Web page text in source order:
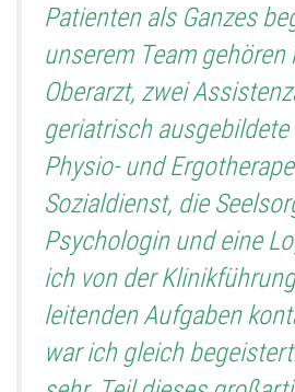
Patienten als Ganzes
unserem Team gehören
Oberarzt, zwei
geriatrisch ausgebildete
Physio- und
Sozialdienst, die
Psychologin und eine
ich von der
leitenden Aufgaben
war ich gleich